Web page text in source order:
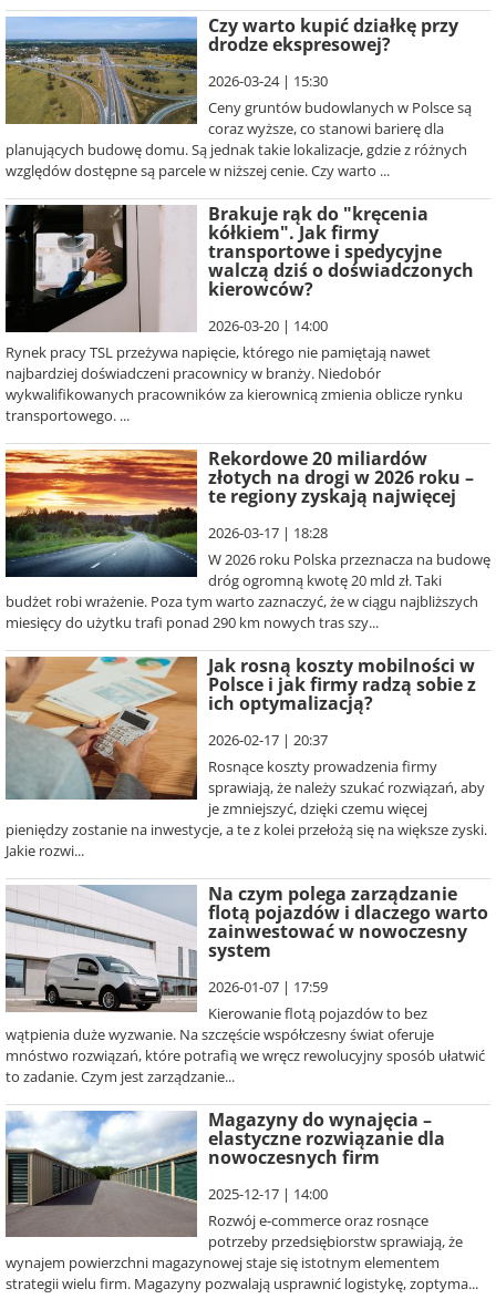
Czy warto kupić działkę przy
drodze ekspresowej?
2026-03-24 | 15:30
Ceny gruntów budowlanych w Polsce są
coraz wyższe, co stanowi barierę dla
planujących budowę domu. Są jednak takie lokalizacje, gdzie z różnych
względów dostępne są parcele w niższej cenie. Czy warto ...
Brakuje rąk do "kręcenia
kółkiem". Jak firmy
transportowe i spedycyjne
walczą dziś o doświadczonych
kierowców?
2026-03-20 | 14:00
Rynek pracy TSL przeżywa napięcie, którego nie pamiętają nawet
najbardziej doświadczeni pracownicy w branży. Niedobór
wykwalifikowanych pracowników za kierownicą zmienia oblicze rynku
transportowego. ...
Rekordowe 20 miliardów
złotych na drogi w 2026 roku –
te regiony zyskają najwięcej
2026-03-17 | 18:28
W 2026 roku Polska przeznacza na budowę
dróg ogromną kwotę 20 mld zł. Taki
budżet robi wrażenie. Poza tym warto zaznaczyć, że w ciągu najbliższych
miesięcy do użytku trafi ponad 290 km nowych tras szy...
Jak rosną koszty mobilności w
Polsce i jak firmy radzą sobie z
ich optymalizacją?
2026-02-17 | 20:37
Rosnące koszty prowadzenia firmy
sprawiają, że należy szukać rozwiązań, aby
je zmniejszyć, dzięki czemu więcej
pieniędzy zostanie na inwestycje, a te z kolei przełożą się na większe zyski.
Jakie rozwi...
Na czym polega zarządzanie
flotą pojazdów i dlaczego warto
zainwestować w nowoczesny
system
2026-01-07 | 17:59
Kierowanie flotą pojazdów to bez
wątpienia duże wyzwanie. Na szczęście współczesny świat oferuje
mnóstwo rozwiązań, które potrafią we wręcz rewolucyjny sposób ułatwić
to zadanie. Czym jest zarządzanie...
Magazyny do wynajęcia –
elastyczne rozwiązanie dla
nowoczesnych firm
2025-12-17 | 14:00
Rozwój e-commerce oraz rosnące
potrzeby przedsiębiorstw sprawiają, że
wynajem powierzchni magazynowej staje się istotnym elementem
strategii wielu firm. Magazyny pozwalają usprawnić logistykę, zoptyma...